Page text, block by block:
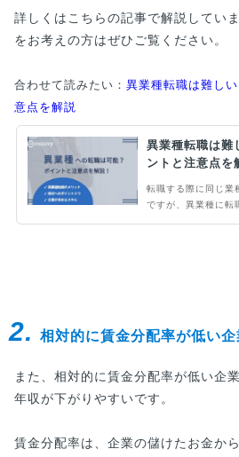
詳しくはこちらの記事で解説してい
をお考えの方はぜひご覧ください。
合わせて読みたい： 異業種転職は難し
意点を解説
異業種転職は難
ントと注意点を
転職する際に同じ業
ですが、異業種に転
2. 相対的に賃金分配率が低い
また、相対的に賃金分配率が低い企
年収が下がりやすいです。
賃金分配率は、企業の儲けたお金か